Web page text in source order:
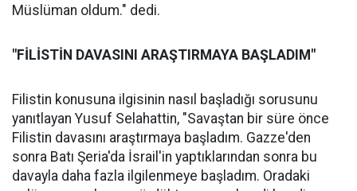
Müslüman oldum." dedi.
"FİLİSTİN DAVASINI ARAŞTIRMAYA BAŞLADIM"
Filistin konusuna ilgisinin nasıl başladığı sorusunu
yanıtlayan Yusuf Selahattin, "Savaştan bir süre önce
Filistin davasını araştırmaya başladım. Gazze'den
sonra Batı Şeria'da İsrail'in yaptıklarından sonra bu
davayla daha fazla ilgilenmeye başladım. Oradaki